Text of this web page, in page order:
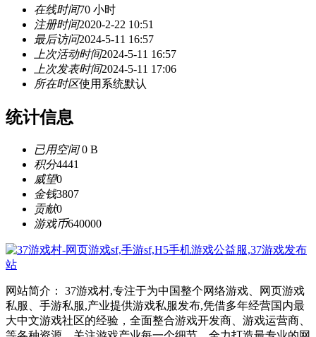
在线时间70 小时
注册时间2020-2-22 10:51
最后访问2024-5-11 16:57
上次活动时间2024-5-11 16:57
上次发表时间2024-5-11 17:06
所在时区使用系统默认
统计信息
已用空间0 B
积分4441
威望0
金钱3807
贡献0
游戏币640000
网站简介： 37游戏村,专注于为中国整个网络游戏、网页游戏
私服、手游私服,产业提供游戏私服发布,凭借多年经营国内最
大中文游戏社区的经验，全面整合游戏开发商、游戏运营商、